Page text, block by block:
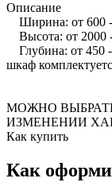
Описание
Ширина: от 600
Высота: от 2000
Глубина: от 450
шкаф
МОЖНО
ИЗМЕНЕНИИ
Как купить
Как